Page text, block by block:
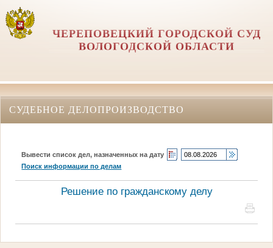
ЧЕРЕПОВЕЦКИЙ ГОРОДСКОЙ СУД
ВОЛОГОДСКОЙ ОБЛАСТИ
СУДЕБНОЕ ДЕЛОПРОИЗВОДСТВО
Вывести список дел, назначенных на дату
Поиск информации по делам
Решение по гражданскому делу